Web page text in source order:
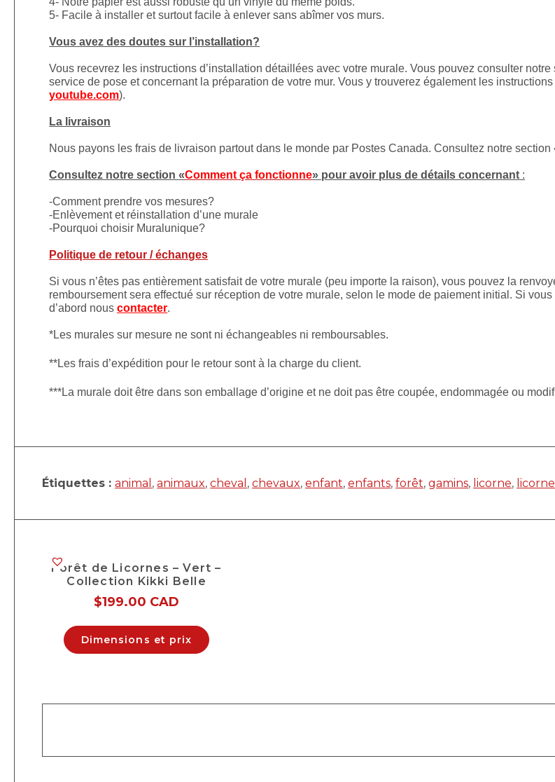
5- Facile à installer et surtout facile à enlever sans abîmer vos murs.
Vous avez des doutes sur l’installation?
Vous recevrez les instructions d’installation détaillées avec votre murale. Vous pouvez consulter notre
service de pose et concernant la préparation de votre mur. Vous y trouverez également les
youtube.com).
La livraison
Nous payons les frais de livraison partout dans le monde par Postes Canada. Consultez notre section
Consultez notre section «Comment ça fonctionne» pour avoir plus de détails concernant :
-Comment prendre vos mesures?
-Enlèvement et réinstallation d’une murale
-Pourquoi choisir Muralunique?
Politique de retour / échanges
Si vous n’êtes pas entièrement satisfait de votre murale (peu importe la raison), vous pouvez la
remboursement sera effectué sur réception de votre murale, selon le mode de paiement initial. Si
d’abord nouscontacter.
*Les murales sur mesure ne sont ni échangeables ni remboursables.
**Les frais d’expédition pour le retour sont à la charge du client.
***La murale doit être dans son emballage d’origine et ne doit pas être coupée, endommagée ou
Étiquettes :animal ,animaux,cheval ,chevaux,enfant,enfants,forêt,gamins, licorne,
Forêt de Licornes – Vert –
Collection Kikki Belle
$199.00 CAD
Dimensions et prix